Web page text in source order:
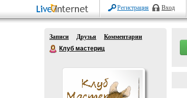
Регистрация Вход
Записи Друзья
Комментарии
Клуб мастериц